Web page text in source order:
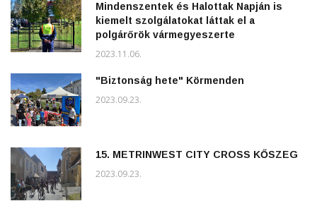
Mindenszentek és Halottak Napján is
kiemelt szolgálatokat láttak el a
polgárőrök vármegyeszerte
2023.11.06.
"Biztonság hete" Körmenden
2023.09.23.
15. METRINWEST CITY CROSS KŐSZEG
2023.09.23.